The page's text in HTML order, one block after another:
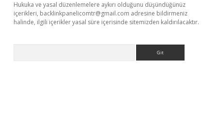
Hukuka ve yasal düzenlemelere aykırı olduğunu düşündüğünüz
içerikleri, backlinkpanelicomtr@gmail.com adresine bildirmeniz
halinde, ilgili içerikler yasal süre içerisinde sitemizden kaldırılacaktır.